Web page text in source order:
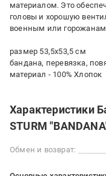
материалом. Это
головы и хорошую
военным или
размер 53,5х53,5 см
бандана, перевязка,
материал - 100% Хлопок
Характеристики
STURM
Обмен и возврат: